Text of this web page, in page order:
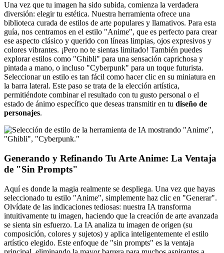
Una vez que tu imagen ha sido subida, comienza la verdadera
diversión: elegir tu estética. Nuestra herramienta ofrece una
biblioteca curada de estilos de arte populares y llamativos. Para esta
guía, nos centramos en el estilo "Anime", que es perfecto para crear
ese aspecto clásico y querido con líneas limpias, ojos expresivos y
colores vibrantes. ¡Pero no te sientas limitado! También puedes
explorar estilos como "Ghibli" para una sensación caprichosa y
pintada a mano, o incluso "Cyberpunk" para un toque futurista.
Seleccionar un estilo es tan fácil como hacer clic en su miniatura en
la barra lateral. Este paso se trata de la elección artística,
permitiéndote combinar el resultado con tu gusto personal o el
estado de ánimo específico que deseas transmitir en tu diseño de
personajes.
Generando y Refinando Tu Arte Anime: La Ventaja
de "Sin Prompts"
Aquí es donde la magia realmente se despliega. Una vez que hayas
seleccionado tu estilo "Anime", simplemente haz clic en "Generar".
Olvídate de las indicaciones tediosas: nuestra IA transforma
intuitivamente tu imagen, haciendo que la creación de arte avanzada
se sienta sin esfuerzo. La IA analiza tu imagen de origen (su
composición, colores y sujetos) y aplica inteligentemente el estilo
artístico elegido. Este enfoque de "sin prompts" es la ventaja